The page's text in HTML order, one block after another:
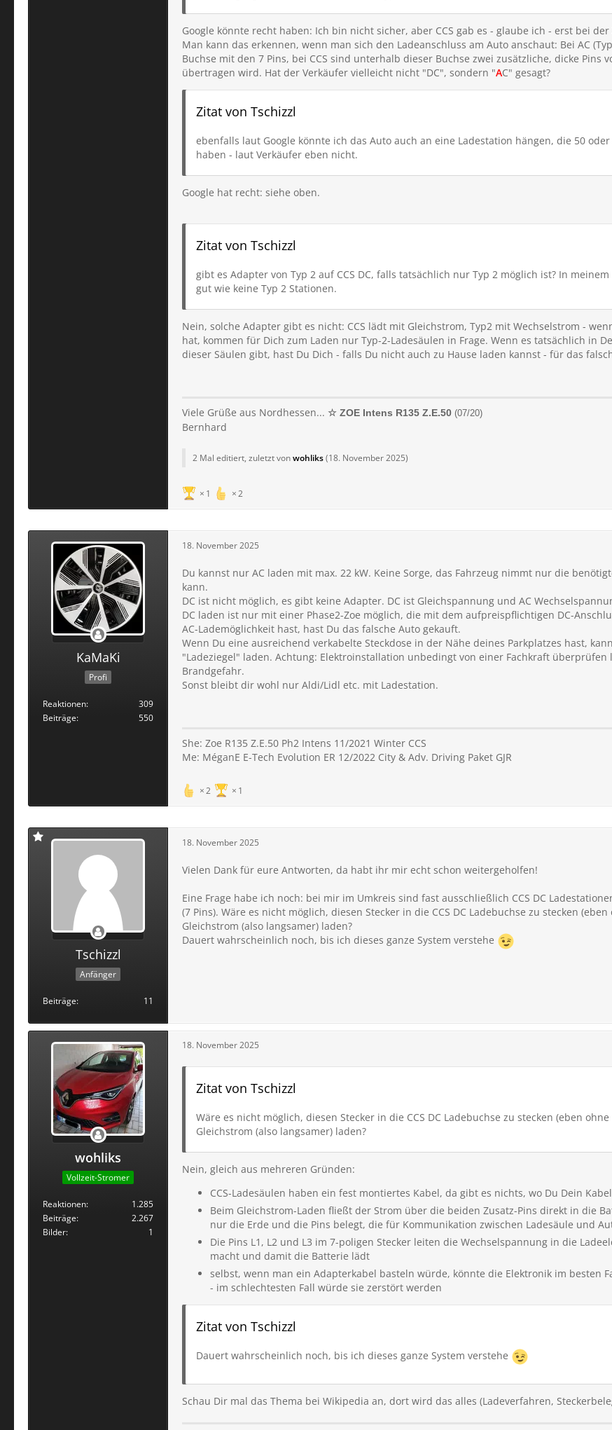
Google könnte recht haben: Ich bin nicht sicher, aber CCS gab es - glaube ich - erst bei
Man kann das erkennen, wenn man sich den Ladeanschluss am Auto anschaut: Bei AC
Buchse mit den 7 Pins, bei CCS sind unterhalb dieser Buchse zwei zusätzliche, dicke Pins
übertragen wird. Hat der Verkäufer vielleicht nicht "DC", sondern "AC" gesagt?
Zitat von Tschizzl
ebenfalls laut Google könnte ich das Auto auch an eine Ladestation hängen, die 50
haben - laut Verkäufer eben nicht.
Google hat recht: siehe oben.
Zitat von Tschizzl
gibt es Adapter von Typ 2 auf CCS DC, falls tatsächlich nur Typ 2 möglich ist? In
gut wie keine Typ 2 Stationen.
Nein, solche Adapter gibt es nicht: CCS lädt mit Gleichstrom, Typ2 mit Wechselstrom -
hat, kommen für Dich zum Laden nur Typ-2-Ladesäulen in Frage. Wenn es tatsächlich in
dieser Säulen gibt, hast Du Dich - falls Du nicht auch zu Hause laden kannst - für das
Viele Grüße aus Nordhessen... ☆ ZOE Intens R135 Z.E.50 (07/20)
Bernhard
2 Mal editiert, zuletzt vonwohliks(18. November 2025)
1 2
KaMaKi
Profi
Reaktionen
309
Beiträge
550
18. November 2025
Du kannst nur AC laden mit max. 22 kW. Keine Sorge, das Fahrzeug nimmt nur die
kann.
DC ist nicht möglich, es gibt keine Adapter. DC ist Gleichspannung und AC
DC laden ist nur mit einer Phase2-Zoe möglich, die mit dem aufpreispflichtigen DC-
AC-Lademöglichkeit hast, hast Du das falsche Auto gekauft.
Wenn Du eine ausreichend verkabelte Steckdose in der Nähe deines Parkplatzes hast,
"Ladeziegel" laden. Achtung: Elektroinstallation unbedingt von einer Fachkraft
Brandgefahr.
Sonst bleibt dir wohl nur Aldi/Lidl etc. mit Ladestation.
She: Zoe R135 Z.E.50 Ph2 Intens 11/2021 Winter CCS
Me: MéganE E-Tech Evolution ER 12/2022 City & Adv. Driving Paket GJR
2 1
Tschizzl
Anfänger
Beiträge 11
18. November 2025
Vielen Dank für eure Antworten, da habt ihr mir echt schon weitergeholfen!
Eine Frage habe ich noch: bei mir im Umkreis sind fast ausschließlich CCS DC
(7 Pins). Wäre es nicht möglich, diesen Stecker in die CCS DC Ladebuchse zu stecken
Gleichstrom (also langsamer) laden?
Dauert wahrscheinlich noch, bis ich dieses ganze System verstehe
wohliks
Vollzeit-Stromer
Reaktionen
1.285
Beiträge
2.267
Bilder
1
18. November 2025
Zitat von Tschizzl
Wäre es nicht möglich, diesen Stecker in die CCS DC Ladebuchse zu stecken (eben
Gleichstrom (also langsamer) laden?
Nein, gleich aus mehreren Gründen:
CCS-Ladesäulen haben ein fest montiertes Kabel, da gibt es nichts, wo Du Dein
Beim Gleichstrom-Laden fließt der Strom über die beiden Zusatz-Pins direkt in die
nur die Erde und die Pins belegt, die für Kommunikation zwischen Ladesäule und
Die Pins L1, L2 und L3 im 7-poligen Stecker leiten die Wechselspannung in die
macht und damit die Batterie lädt
selbst, wenn man ein Adapterkabel basteln würde, könnte die Elektronik im besten
- im schlechtesten Fall würde sie zerstört werden
Zitat von Tschizzl
Dauert wahrscheinlich noch, bis ich dieses ganze System verstehe
Schau Dir mal das Thema bei Wikipedia an, dort wird das alles (Ladeverfahren,